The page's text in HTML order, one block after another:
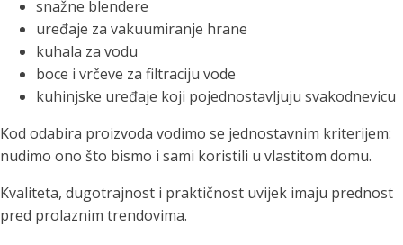
snažne blendere
uređaje za vakuumiranje hrane
kuhala za vodu
boce i vrčeve za filtraciju vode
kuhinjske uređaje koji pojednostavljuju svakodnevicu
Kod odabira proizvoda vodimo se jednostavnim kriterijem:
nudimo ono što bismo i sami koristili u vlastitom domu.
Kvaliteta, dugotrajnost i praktičnost uvijek imaju prednost
pred prolaznim trendovima.